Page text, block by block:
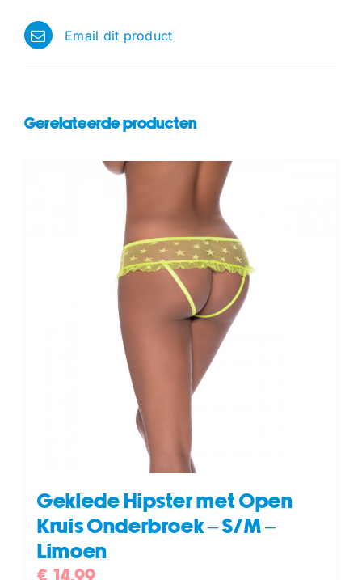
Email dit product
Gerelateerde producten
Geklede Hipster met Open
Kruis Onderbroek – S/M –
Limoen
€ 14,99